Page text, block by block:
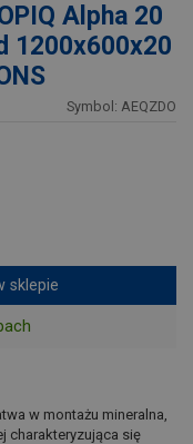
Alpha 20
1200x600x20
Symbol: AEQZDO
sklepie
w montażu mineralna,
charakteryzująca się